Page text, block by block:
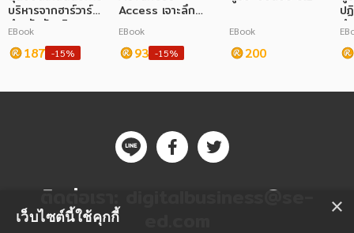
บริหารจากฮาร์วาร์ด
สำหรับนักบริหารยุค
ใหม่
EBook
187 -15%
Access เจาะลึก
Form และ Report
กับการประยุกต์ใช้
งาน
EBook
93 -15%
EBook
200
ป
ส
เ
ติดต่อเรา: digitalbusiness@se- ×
เว็บไซต์นี้ใช้คุกกี้